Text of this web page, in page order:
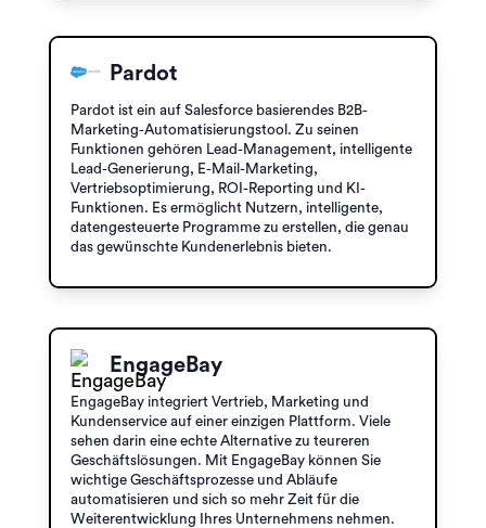
Pardot
Pardot ist ein auf Salesforce basierendes B2B-
Marketing-Automatisierungstool. Zu seinen
Funktionen gehören Lead-Management, intelligente
Lead-Generierung, E-Mail-Marketing,
Vertriebsoptimierung, ROI-Reporting und KI-
Funktionen. Es ermöglicht Nutzern, intelligente,
datengesteuerte Programme zu erstellen, die genau
das gewünschte Kundenerlebnis bieten.
EngageBay
EngageBay integriert Vertrieb, Marketing und
Kundenservice auf einer einzigen Plattform. Viele
sehen darin eine echte Alternative zu teureren
Geschäftslösungen. Mit EngageBay können Sie
wichtige Geschäftsprozesse und Abläufe
automatisieren und sich so mehr Zeit für die
Weiterentwicklung Ihres Unternehmens nehmen.